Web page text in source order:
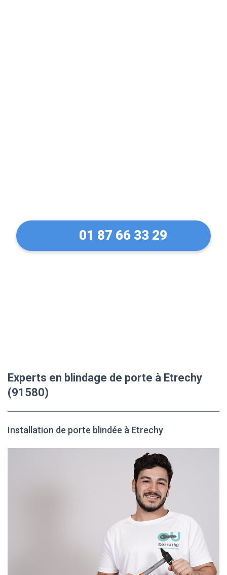
01 87 66 33 29
Experts en blindage de porte à Etrechy
(91580)
Installation de porte blindée à Etrechy